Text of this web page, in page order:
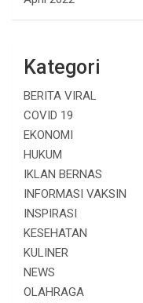
Kategori
BERITA VIRAL
COVID 19
EKONOMI
HUKUM
IKLAN BERNAS
INFORMASI VAKSIN
INSPIRASI
KESEHATAN
KULINER
NEWS
OLAHRAGA